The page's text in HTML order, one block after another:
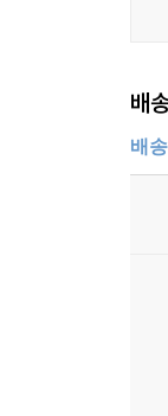
배
배